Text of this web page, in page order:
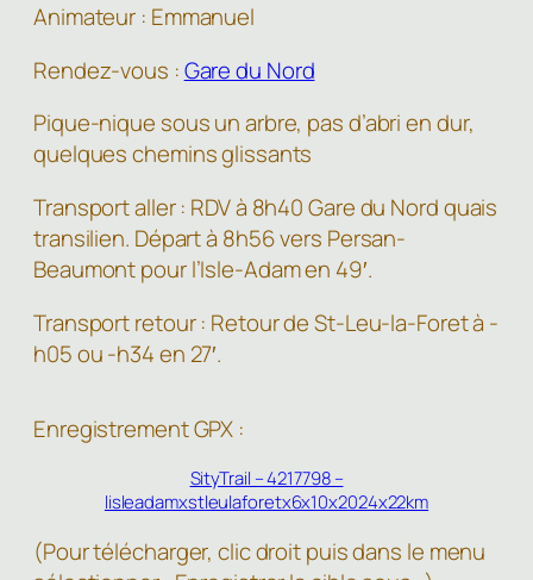
Animateur : Emmanuel
Rendez-vous :Gare du Nord
Pique-nique sous un arbre, pas d’abri en dur,
quelques chemins glissants
Transport aller : RDV à 8h40 Gare du Nord quais
transilien. Départ à 8h56 vers Persan-
Beaumont pour l’Isle-Adam en 49′.
Transport retour : Retour de St-Leu-la-Foret à -
h05 ou -h34 en 27′.
Enregistrement GPX :
SityTrail – 4217798 –
lisleadamxstleulaforetx6x10x2024x22km
(Pour télécharger, clic droit puis dans le menu